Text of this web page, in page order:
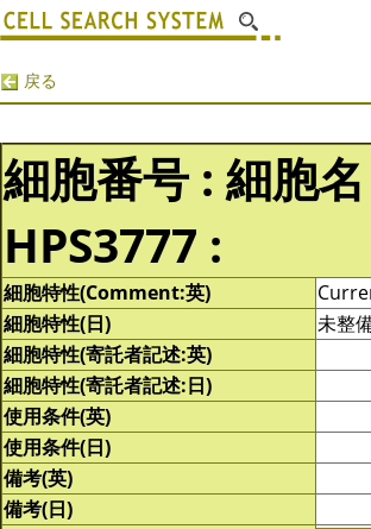
戻る
細胞番号 : 細胞名
HPS3777 :
細胞特性(Comment:英)
細胞特性(日)
未整
細胞特性(寄託者記述:英)
細胞特性(寄託者記述:日)
使用条件(英)
使用条件(日)
備考(英)
備考(日)